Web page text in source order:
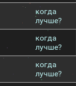
когда
лучше?
когда
лучше?
когда
лучше?